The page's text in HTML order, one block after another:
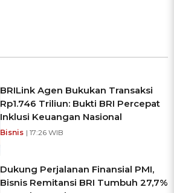
BRILink Agen Bukukan Transaksi
Rp1.746 Triliun: Bukti BRI Percepat
Inklusi Keuangan Nasional
Bisnis | 17:26 WIB
Dukung Perjalanan Finansial PMI,
Bisnis Remitansi BRI Tumbuh 27,7%